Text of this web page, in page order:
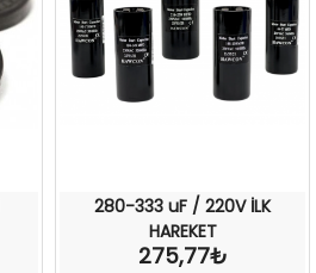
280-333 uF / 220V İLK
HAREKET
275,77₺